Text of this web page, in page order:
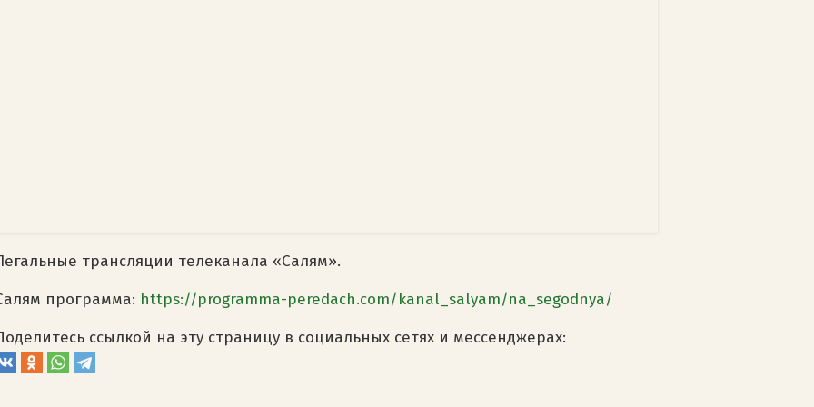
трансляции телеканала «Салям».
программа: https://programma-peredach.com/kanal_salyam/na_segodnya/
ссылкой на эту страницу в социальных сетях и мессенджерах: